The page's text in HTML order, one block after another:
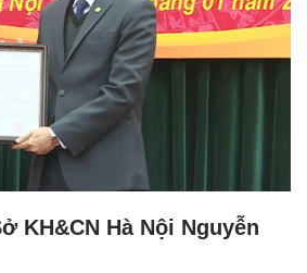
KH&CN Hà Nội Nguyễn